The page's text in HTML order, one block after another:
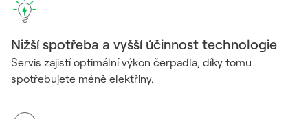
Nižší spotřeba a vyšší účinnost technologie
Servis zajistí optimální výkon čerpadla, díky tomu
spotřebujete méně elektřiny.